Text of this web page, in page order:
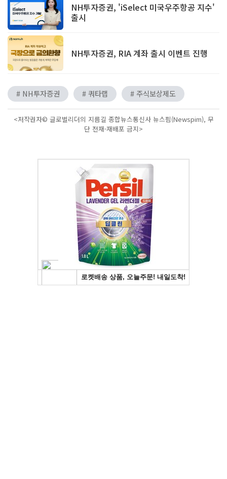
NH투자증권, 'iSelect 미국우주항공 지수'
출시
NH투자증권, RIA 계좌 출시 이벤트 진행
# NH투자증권 # 쿼타랩 # 주식보상제도
<저작권자© 글로벌리더의 지름길 종합뉴스통신사 뉴스핌(Newspim), 무
단 전재-재배포 금지>